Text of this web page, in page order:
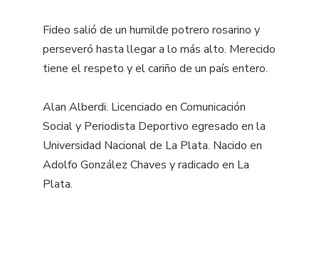
Fideo salió de un humilde potrero rosarino y
perseveró hasta llegar a lo más alto. Merecido
tiene el respeto y el cariño de un país entero.
Alan Alberdi. Licenciado en Comunicación
Social y Periodista Deportivo egresado en la
Universidad Nacional de La Plata. Nacido en
Adolfo González Chaves y radicado en La
Plata.